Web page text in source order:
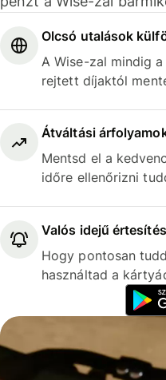
Olcsó utalások
A Wise-zal mindig
rejtett díjaktól
Átváltási
Mentsd el a
időre ellenőrizni
Valós idejű
Hogy pontosan
használtad a